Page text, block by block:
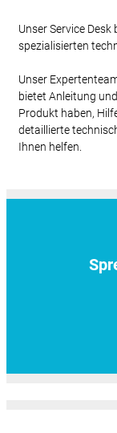
Unser Service
spezialisierten
Unser
bietet Anleitung
Produkt haben,
detaillierte
Ihnen helfen.